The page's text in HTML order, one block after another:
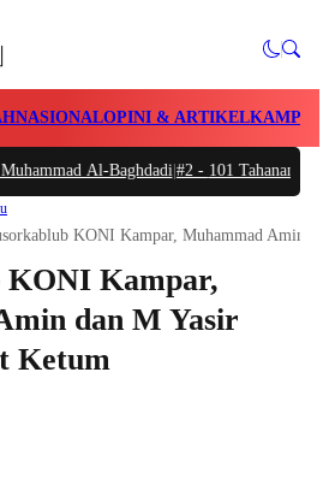
NASIONALOPINI & ARTIKELKAMPAR
Al-Baghdadi|#2 -101 Tahanan
KONI Kampar, Muhammad Amin
KONI Kampar,
dan M Yasir
Ketum